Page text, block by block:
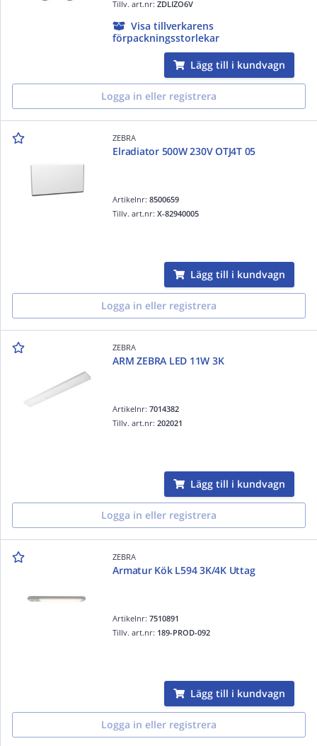
Tillv. art.nr:ZDLIZO6V
Visa tillverkarens
förpackningsstorlekar
Lägg till i kundvagn
Logga in eller registrera
ZEBRA
Elradiator 500W 230V OTJ4T 05
Artikelnr:8500659
Tillv. art.nr:X-82940005
Lägg till i kundvagn
Logga in eller registrera
ZEBRA
ARM ZEBRA LED 11W 3K
Artikelnr:7014382
Tillv. art.nr:202021
Lägg till i kundvagn
Logga in eller registrera
ZEBRA
Armatur Kök L594 3K/4K Uttag
Artikelnr:7510891
Tillv. art.nr: 189-PROD-092
Lägg till i kundvagn
Logga in eller registrera